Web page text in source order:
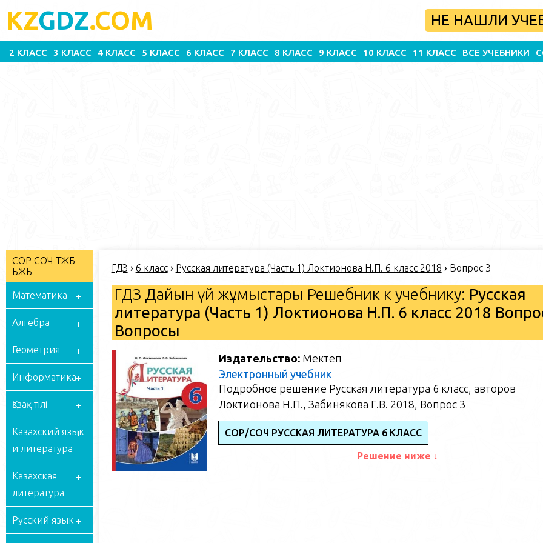
KZGDZ.COM НЕ НАШЛИ
2 КЛАСС 3 КЛАСС 4 КЛАСС 5 КЛАСС 6 КЛАСС 7 КЛАСС 8 КЛАСС 9 КЛАСС 10 КЛАСС 11 КЛАСС ВСЕ УЧЕБНИКИ
СОР СОЧ ТЖБ
БЖБ
Математика
Алгебра
Геометрия
Информатика
Қазақ тілі
Казахский язык
и литература
Казахская
литература
Русский язык
ГДЗ › 6 класс› Русская литература (Часть 1) Локтионова Н.П. 6 класс 2018 › Вопрос 3
ГДЗ Дайын үй жұмыстары Решебник к учебнику: Русская
литература (Часть 1) Локтионова Н.П. 6 класс 2018
Вопросы
Издательство: Мектеп
Электронный учебник
Подробное решение Русская литература 6 класс, авторов
Локтионова Н.П., Забинякова Г.В. 2018, Вопрос 3
СОР/СОЧ РУССКАЯ ЛИТЕРАТУРА 6 КЛАСС
Решение ниже ↓